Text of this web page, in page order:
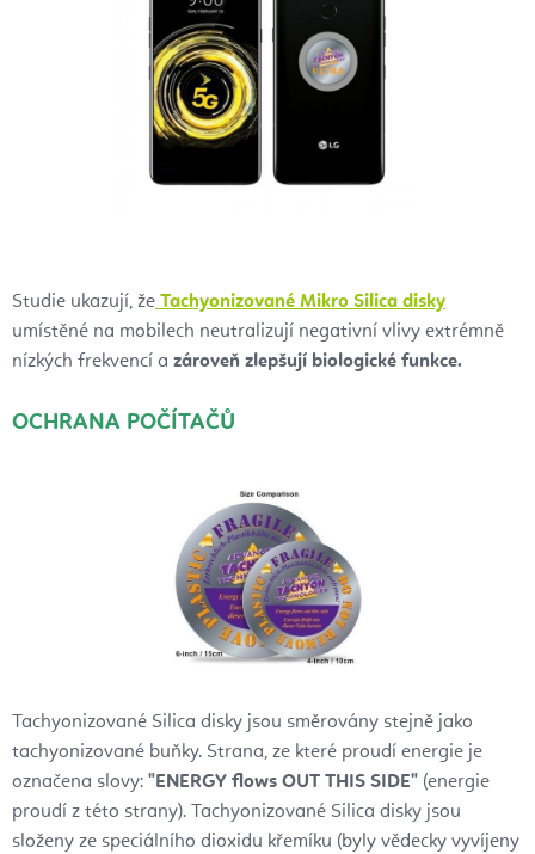
Studie ukazují, že Tachyonizované Mikro Silica disky
umístěné na mobilech neutralizují negativní vlivy extrémně
nízkých frekvencí a zároveň zlepšují biologické funkce.
OCHRANA POČÍTAČŮ
Tachyonizované Silica disky jsou směrovány stejně jako
tachyonizované buňky. Strana, ze které proudí energie je
označena slovy: "ENERGY flows OUT THIS SIDE" (energie
proudí z této strany). Tachyonizované Silica disky jsou
složeny ze speciálního dioxidu křemíku (byly vědecky vyvíjeny